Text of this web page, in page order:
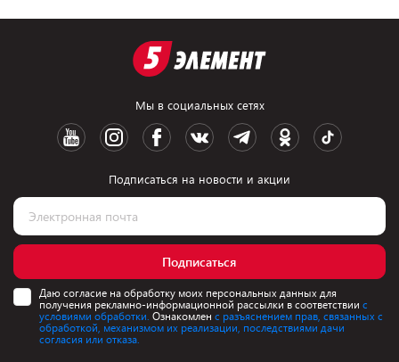
Мы в социальных сетях
Подписаться на новости и акции
Подписаться
Даю согласие на обработку моих персональных данных для
получения рекламно-информационной рассылки в соответствии с
условиями обработки. Ознакомлен с разъяснением прав, связанных с
обработкой, механизмом их реализации, последствиями дачи
согласия или отказа.